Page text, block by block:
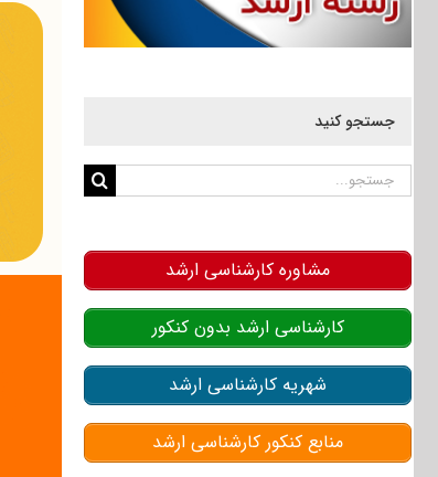
جستجو کنید
جستجو
مشاوره کارشناسی ارشد
کارشناسی ارشد بدون کنکور
شهریه کارشناسی ارشد
منابع کنکور کارشناسی ارشد